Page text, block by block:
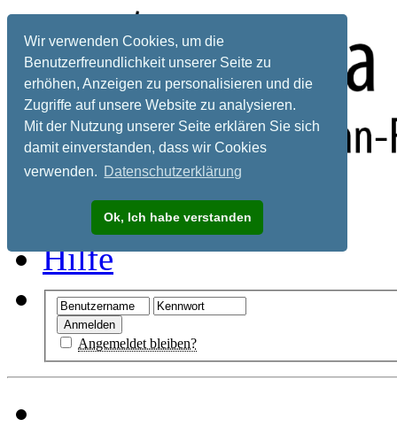
Wir verwenden Cookies, um die
Benutzerfreundlichkeit unserer Seite zu
erhöhen, Anzeigen zu personalisieren und die
Zugriffe auf unsere Website zu analysieren.
Mit der Nutzung unserer Seite erklären Sie sich
damit einverstanden, dass wir Cookies
verwenden. Datenschutzerklärung
Ok, Ich habe verstanden
Registrieren
Hilfe
Angemeldet bleiben?